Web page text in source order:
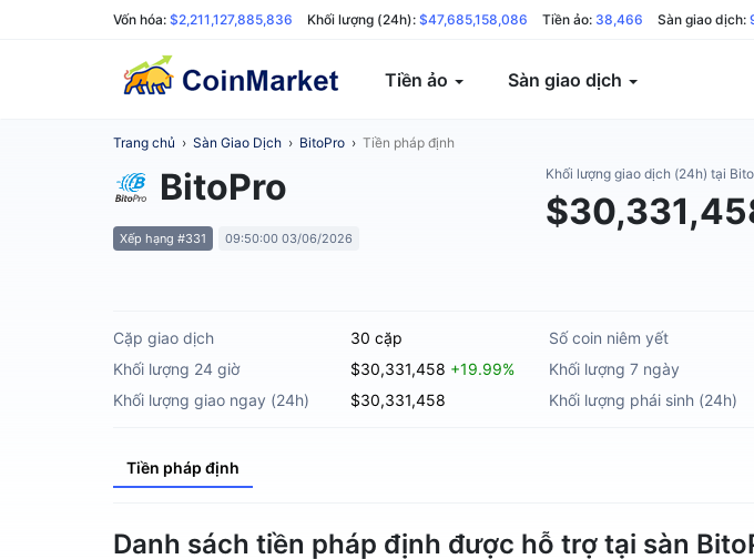
Vốn hóa: $2,211,127,885,836 Khối lượng (24h): $47,685,158,086 Tiền ảo: 38,466 Sàn giao dịch:
Tiền ảo Sàn giao dịch
Trang chủ › Sàn Giao Dịch › BitoPro › Tiền pháp định
BitoPro
Xếp hạng #331 09:50:00 03/06/2026
Khối lượng giao dịch (24h) tại
Cặp giao dịch 30 cặp Số coin niêm yết
Khối lượng 24 giờ
$30,331,458 +19.99% Khối lượng 7 ngày
Khối lượng giao ngay (24h)
$30,331,458 Khối lượng phái sinh (24h)
Tiền pháp định
Danh sách tiền pháp định được hỗ trợ tại sàn